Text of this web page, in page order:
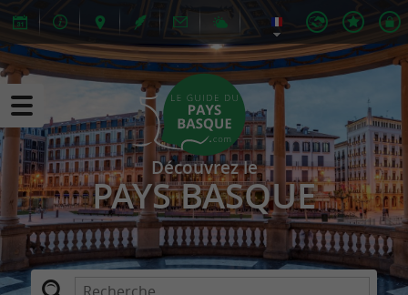
Découvrez le
PAYS BASQUE